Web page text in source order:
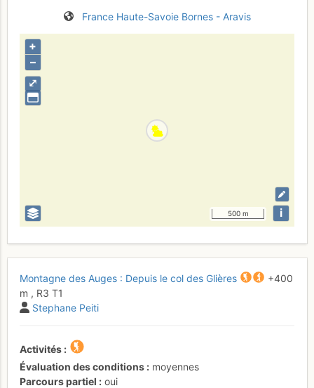
France Haute-Savoie Bornes - Aravis
⤢
+
–
500 m i
Montagne des Auges : Depuis le col des Glières
+400
m , R3 T1
Stephane Peiti
Activités
Évaluation des conditions
moyennes
Parcours partiel
oui